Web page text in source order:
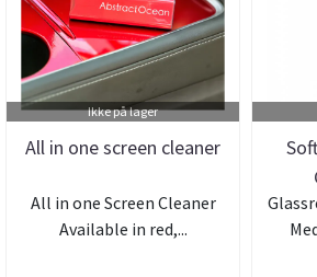
Ikke på lager
All in one screen cleaner
All in one Screen Cleaner
Available in red,...